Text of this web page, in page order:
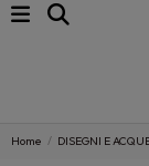
Home DISEGNI E